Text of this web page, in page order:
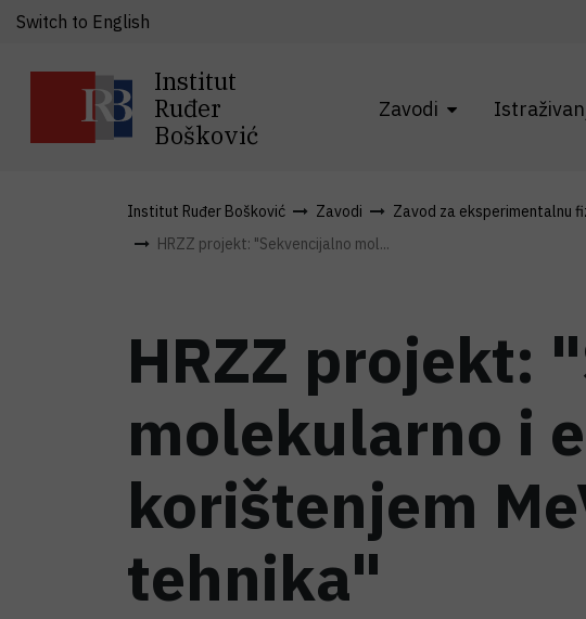
Institut
Ruđer
Bošković
Zavodi
Switch to English
Institut Ruđer Bošković Zavodi Zavod za eksperimentalnu
HRZZ projekt: "Sekvencijalno mol...
HRZZ projekt:
molekularno i
korištenjem
tehnika"